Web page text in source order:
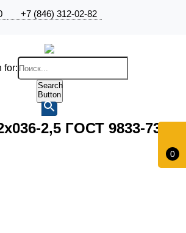
+7 (846) 312-02-82
0
for:
Search
Button
2,5 ГОСТ 9833-73